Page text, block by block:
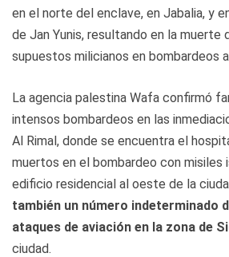
en el norte del enclave, en Jabalia, y
de Jan Yunis, resultando en la muerte
supuestos milicianos en bombardeos
La agencia palestina Wafa confirmó
intensos bombardeos en las
Al Rimal, donde se encuentra el
muertos en el bombardeo con misiles
edificio residencial al oeste de la
también un número indeterminado
ataques de aviación en la zona de
ciudad.